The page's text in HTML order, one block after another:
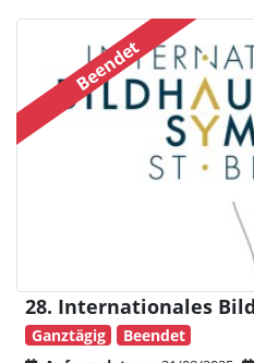
Beendet
28. Internationales
Ganztägig Beendet